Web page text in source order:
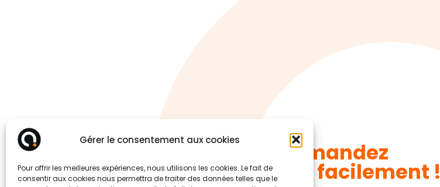
Gérer le consentement aux cookies
Pour offrir les meilleures expériences, nous utilisons les cookies. Le fait de
consentir aux cookies nous permettra de traiter des données telles que le
Demandez
un devis facilement !